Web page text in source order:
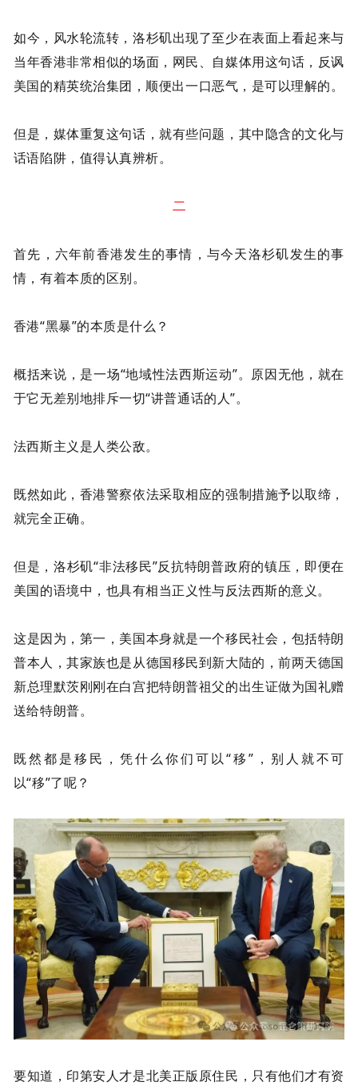
如今，风水轮流转，洛杉矶出现了至少在表面上看起来与
当年香港非常相似的场面，网民、自媒体用这句话，反讽
美国的精英统治集团，顺便出一口恶气，是可以理解的。
但是，媒体重复这句话，就有些问题，其中隐含的文化与
话语陷阱，值得认真辨析。
二
首先，六年前香港发生的事情，与今天洛杉矶发生的事
情，有着本质的区别。
香港“黑暴”的本质是什么？
概括来说，是一场“地域性法西斯运动”。原因无他，就在
于它无差别地排斥一切“讲普通话的人”。
法西斯主义是人类公敌。
既然如此，香港警察依法采取相应的强制措施予以取缔，
就完全正确。
但是，洛杉矶“非法移民”反抗特朗普政府的镇压，即便在
美国的语境中，也具有相当正义性与反法西斯的意义。
这是因为， 第一，美国本身就是一个移民社会，包括特朗
普本人，其家族也是从德国移民到新大陆的，前两天德国
新总理默茨刚刚在白宫把特朗普祖父的出生证做为国礼赠
送给特朗普。
既然都是移民，凭什么你们可以“移”，别人就不可
以“移”了呢？
要知道，印第安人才是北美正版原住民，只有他们才有资